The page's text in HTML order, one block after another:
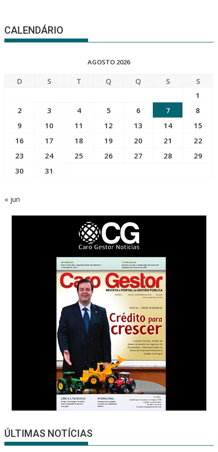
CALENDÁRIO
AGOSTO 2026
D S T Q Q S
S
1
2
3 4 5 6 7
8
9
10 11 12 13 14
15
16
17 18 19 20 21
22
23
24 25 26 27 28
29
30
31
« jun
ÚLTIMAS NOTÍCIAS